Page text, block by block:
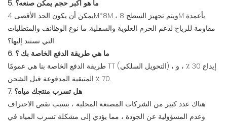
5. ما هو أكبر حجم يمكن صنعه؟
يمكن أن يكون الحد الأقصى 4M*8M ، ويتم تجهيز السطح 8M بأعمدة
مقاومة للرياح لدعم الحزم العلوية والسفلية. ما نوع الوظائف والمتطلبات
التي تستند إليها؟
6. ما هي طريقة الدفع الخاصة بك ؟
طريقة الدفع الخاصة بنا هي عمومًا TT (التحويل السلكي) ، إيداع 30 ٪ ، و
70 ٪ المتبقية المدفوعة قبل الشحن.
7. هل تسرب منتجك مياه؟
هناك عدد كبير من الشركات المصنعة المحلية ، بسبب نقص الاحتراف
وعدم المسؤولية عن الجودة ، مما يؤدي إلى مشكلة تسرب المياه في